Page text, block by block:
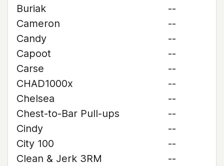
Buriak
--
Cameron
--
Candy
--
Capoot
--
Carse
--
CHAD1000x
--
Chelsea
--
Chest-to-Bar Pull-ups
--
Cindy
--
City 100
--
Clean & Jerk 3RM
--